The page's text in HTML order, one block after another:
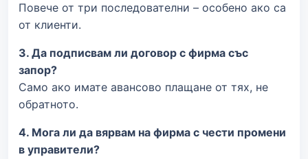
Повече от три последователни – особено ако са
от клиенти.
3. Да подписвам ли договор с фирма със
запор?
Само ако имате авансово плащане от тях, не
обратното.
4. Мога ли да вярвам на фирма с чести промени
в управители?